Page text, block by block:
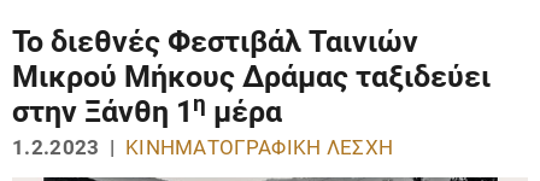
Το διεθνές Φεστιβάλ Ταινιών
Μικρού Μήκους Δράμας ταξιδεύει
στην Ξάνθη 1 η μέρα
1.2.2023 | ΚΙΝΗΜΑΤΟΓΡΑΦΙΚΉ ΛΈΣΧΗ